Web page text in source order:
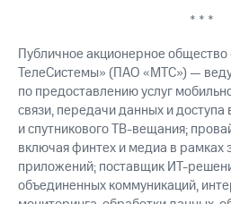
* * *
Публичное акционерное
ТелеСистемы» (ПАО «МТС») —
по предоставлению услуг
связи, передачи данных и доступа
и спутникового ТВ-вещания;
включая финтех и медиа в рамках
приложений; поставщик ИТ-
объединенных коммуникаций,